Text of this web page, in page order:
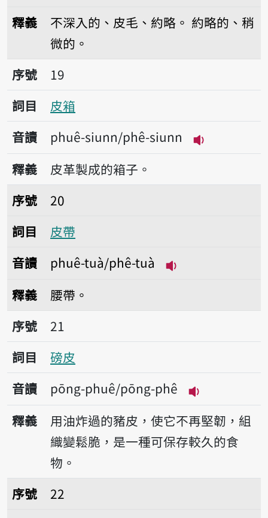
釋義 不深入的、皮毛、約略。 約略的、稍
微的。
序號19皮箱
序號
19
詞目
皮箱
音讀
phuê-siunn/phê-siunn
播放音讀
釋義
皮革製成的箱子。
序號20皮帶
序號
20
詞目
皮帶
音讀
phuê-tuà/phê-tuà
釋義
腰帶。
序號21磅皮
序號
21
詞目
磅皮
音讀
pōng-phuê/pōng-phê
播放音讀
釋義
用油炸過的豬皮，使它不再堅韌，組
織變鬆脆，是一種可保存較久的食
物。
序號22卸面皮
序號
22